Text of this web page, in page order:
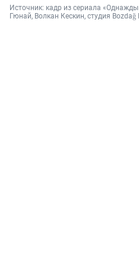
Источник: кадр из сериала
Гюнай, Волкан Кескин, студия Bozdağ